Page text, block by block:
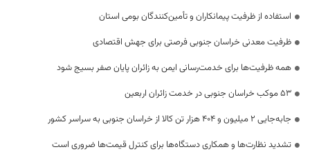
استفاده از ظرفیت پیمانکاران و تأمین‌کنندگان بومی استان
ظرفیت معدنی خراسان جنوبی فرصتی برای جهش اقتصادی
همه ظرفیت‌ها برای خدمت‌رسانی ایمن به زائران پایان صفر بسیج شود
53 موکب خراسان جنوبی در خدمت زائران اربعین
جابه‌جایی 2 میلیون و 404 هزار تن کالا از خراسان جنوبی به سراسر کشور
تشدید نظارت‌ها و همکاری دستگاه‌ها برای کنترل قیمت‌ها ضروری است